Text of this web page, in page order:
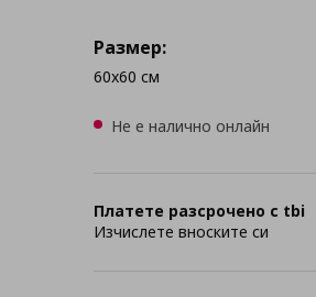
Размер:
60x60 см
Не е налично онлайн
Платете разсрочено с tbi
Изчислете вноските си